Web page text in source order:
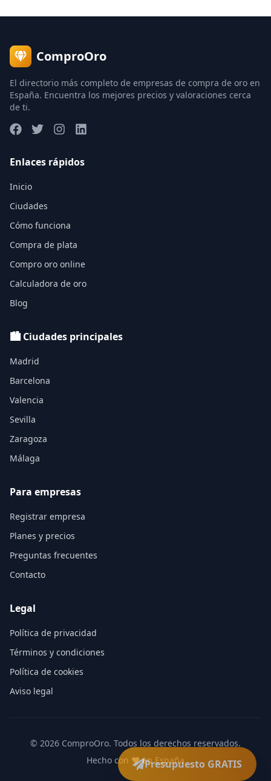
Presupuesto GRATIS
ComproOro
El directorio más completo de empresas de compra de oro en
España. Encuentra los mejores precios y valoraciones cerca
de ti.
Enlaces rápidos
Inicio
Ciudades
Cómo funciona
Compra de plata
Compro oro online
Calculadora de oro
Blog
🏙️ Ciudades principales
Madrid
Barcelona
Valencia
Sevilla
Zaragoza
Málaga
Para empresas
Registrar empresa
Planes y precios
Preguntas frecuentes
Contacto
Legal
Política de privacidad
Términos y condiciones
Política de cookies
Aviso legal
© 2026 ComproOro. Todos los derechos reservados.
Hecho con ❤️ en España